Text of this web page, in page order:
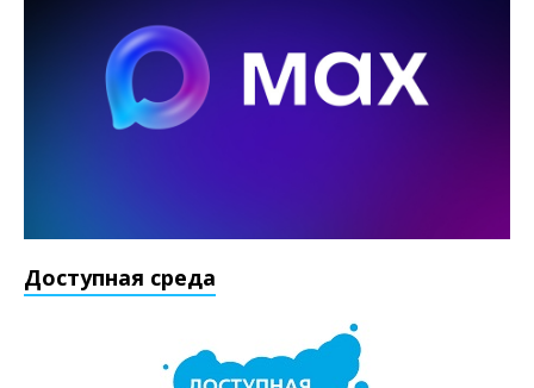
Доступная среда